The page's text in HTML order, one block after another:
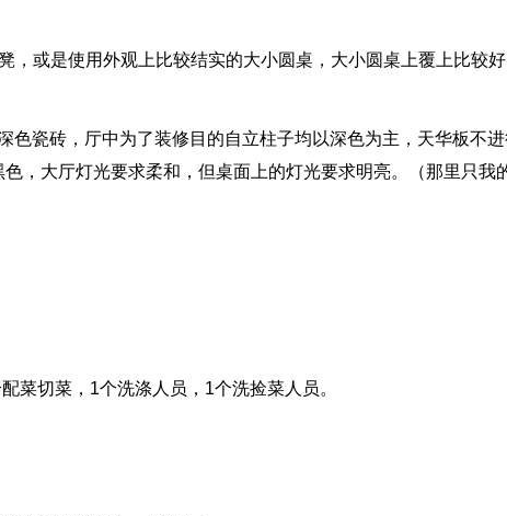
，或是使用外观上比较结实的大小圆桌，大小圆桌上覆上比较
色瓷砖，厅中为了装修目的自立柱子均以深色为主，天华板不
，大厅灯光要求柔和，但桌面上的灯光要求明亮。（那里只我
菜切菜，1个洗涤人员，1个洗捡菜人员。